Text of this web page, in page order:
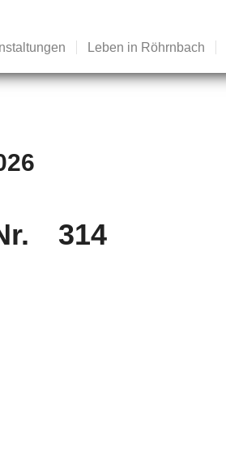
Leben in Röhrnbach
314